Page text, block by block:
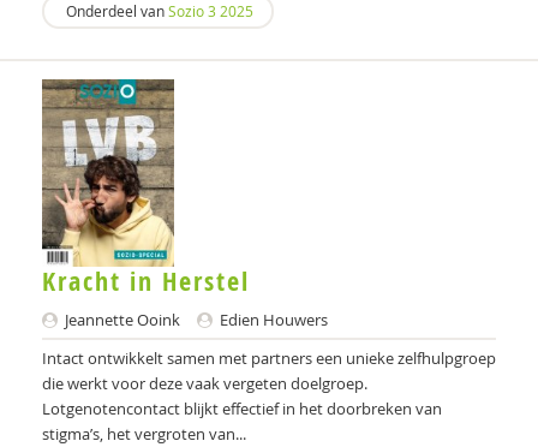
Onderdeel vanSozio 3 2025
Kracht in Herstel
Jeannette Ooink
Edien Houwers
Intact ontwikkelt samen met partners een unieke zelfhulpgroep
die werkt voor deze vaak vergeten doelgroep.
Lotgenotencontact blijkt effectief in het doorbreken van
stigma’s, het vergroten van...